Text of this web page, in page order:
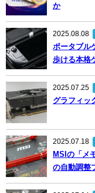
か
2025.08.08
ポータブル
歩ける本格
2025.07.25
グラフィッ
2025.07.18
MSIの「メ
の自動調整